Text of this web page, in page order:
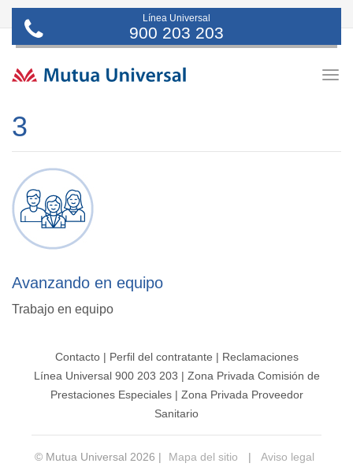
Línea Universal
900 203 203
3
Avanzando en equipo
Trabajo en equipo
Contacto| Perfil del contratante | Reclamaciones
Línea Universal 900 203 203 | Zona Privada Comisión de
Prestaciones Especiales| Zona Privada Proveedor
Sanitario
© Mutua Universal 2026 | Mapa del sitio |
Aviso legal